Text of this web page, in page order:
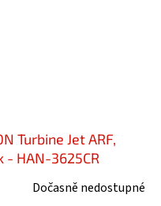
Turbine Jet ARF,
HAN-3625CR
Dočasně nedostupné